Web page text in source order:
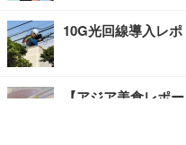
10G光回線導入レポ
【アジア美食レポ